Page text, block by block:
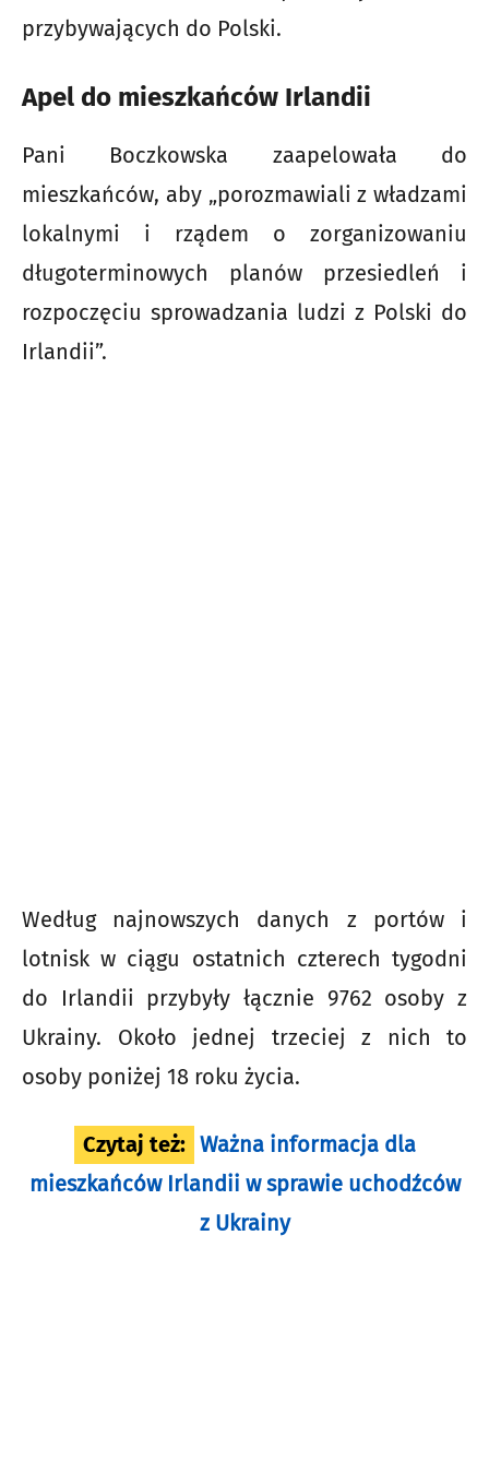
przybywających do Polski.
Apel do mieszkańców Irlandii
Pani Boczkowska zaapelowała do
mieszkańców, aby „porozmawiali z władzami
lokalnymi i rządem o zorganizowaniu
długoterminowych planów przesiedleń i
rozpoczęciu sprowadzania ludzi z Polski do
Irlandii”.
Według najnowszych danych z portów i
lotnisk w ciągu ostatnich czterech tygodni
do Irlandii przybyły łącznie 9762 osoby z
Ukrainy. Około jednej trzeciej z nich to
osoby poniżej 18 roku życia.
Czytaj też: Ważna informacja dla
mieszkańców Irlandii w sprawie uchodźców
z Ukrainy